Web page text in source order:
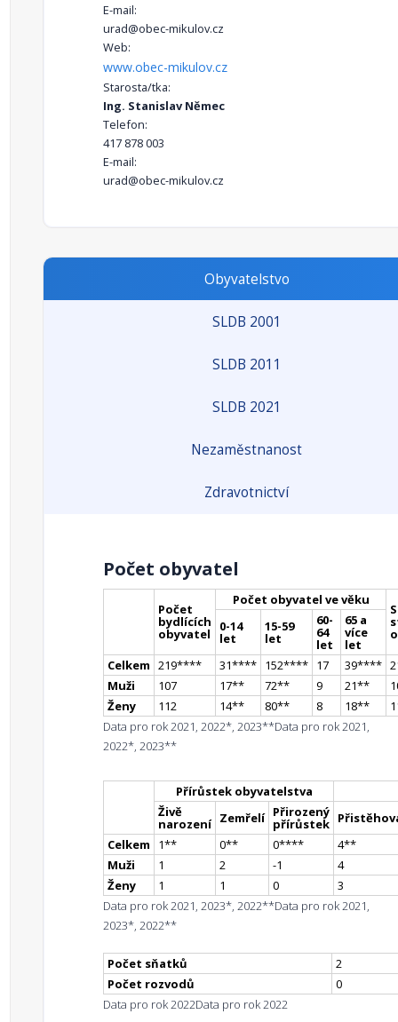
E-mail:
urad@obec-mikulov.cz
Web:
www.obec-mikulov.cz
Starosta/tka:
Ing. Stanislav Němec
Telefon:
417 878 003
E-mail:
urad@obec-mikulov.cz
Obyvatelstvo
SLDB 2001
SLDB 2011
SLDB 2021
Nezaměstnanost
Zdravotnictví
Počet obyvatel
Počet
bydlících
obyvatel
Počet obyvatel ve věku
0-14
let
15-59
let
60-
64
let
65 a
více
let
Celkem 219**** 31**** 152**** 17 39****
Muži
107 17** 72** 9 21**
Ženy
112 14** 80** 8 18**
Data pro rok 2021, 2022*, 2023**Data pro rok 2021,
2022*, 2023**
Přírůstek obyvatelstva
Živě
narození Zemřelí Přirozený
přírůstek
Celkem
1** 0** 0**** 4**
Muži
1 2 -1
4
Ženy
1 1 0
3
Data pro rok 2021, 2023*, 2022**Data pro rok 2021,
2023*, 2022**
Počet sňatků
2
Počet rozvodů
0
Data pro rok 2022Data pro rok 2022